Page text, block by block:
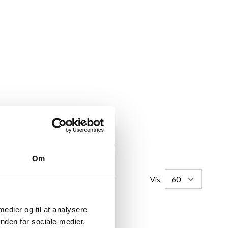
Om
og til at analysere
for sociale medier,
Vis